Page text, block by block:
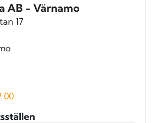
AB - Värnamo
17
00